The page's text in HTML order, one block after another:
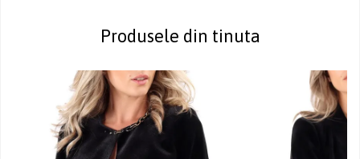
Produsele din tinuta